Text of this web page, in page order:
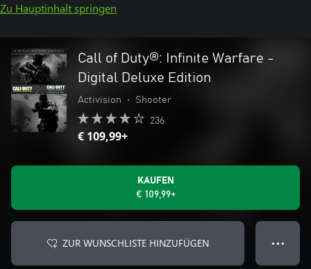
Zu Hauptinhalt springen
Call of Duty®: Infinite Warfare -
Digital Deluxe Edition
Activision • Shooter
236
€ 109,99+
KAUFEN
€ 109,99+
ZUR WUNSCHLISTE HINZUFÜGEN ● ● ●